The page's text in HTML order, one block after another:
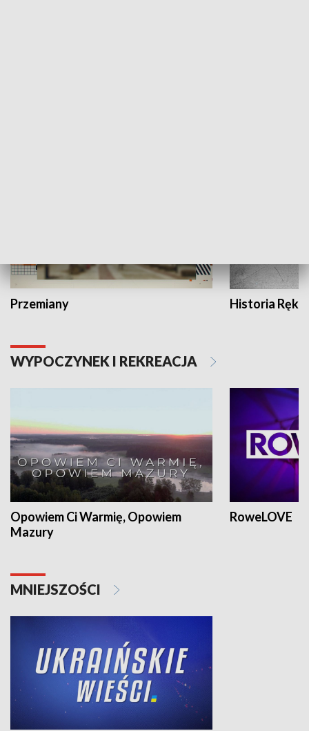
Przemiany Historia Ręką
WYPOCZYNEK I REKREACJA
Opowiem Ci Warmię, Opowiem
Mazury
RoweLOVE
MNIEJSZOŚCI